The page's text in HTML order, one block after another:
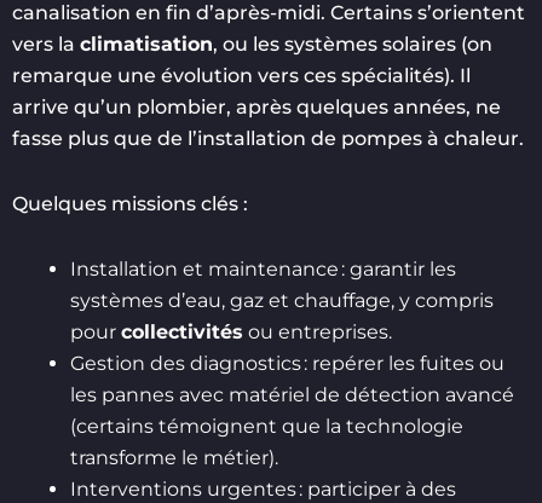
canalisation en fin d’après-midi. Certains s’orientent
vers la climatisation, ou les systèmes solaires (on
remarque une évolution vers ces spécialités). Il
arrive qu’un plombier, après quelques années, ne
fasse plus que de l’installation de pompes à chaleur.
Quelques missions clés :
Installation et maintenance : garantir les
systèmes d’eau, gaz et chauffage, y compris
pour collectivités ou entreprises.
Gestion des diagnostics : repérer les fuites ou
les pannes avec matériel de détection avancé
(certains témoignent que la technologie
transforme le métier).
Interventions urgentes : participer à des